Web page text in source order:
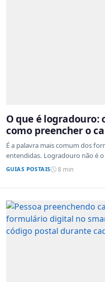
O que é logradouro:
como preencher o
É a palavra mais comum dos
entendidas. Logradouro não é o
GUIAS POSTAIS 8 min